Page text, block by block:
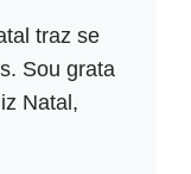
traz se
Sou grata
Natal,